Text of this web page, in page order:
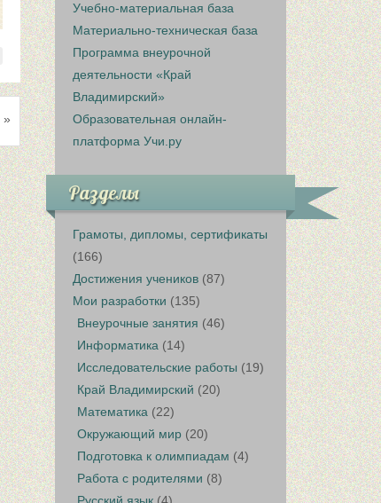
»
Учебно-материальная база
Материально-техническая база
Программа внеурочной
деятельности «Край
Владимирский»
Образовательная онлайн-
платформа Учи.ру
Разделы
Грамоты, дипломы, сертификаты
(166)
Достижения учеников (87)
Мои разработки (135)
Внеурочные занятия (46)
Информатика (14)
Исследовательские работы (19)
Край Владимирский (20)
Математика (22)
Окружающий мир (20)
Подготовка к олимпиадам (4)
Работа с родителями (8)